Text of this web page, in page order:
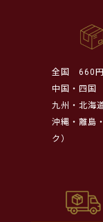
全国
660円
中国・四国
九州・北海
沖縄・離島
ク）